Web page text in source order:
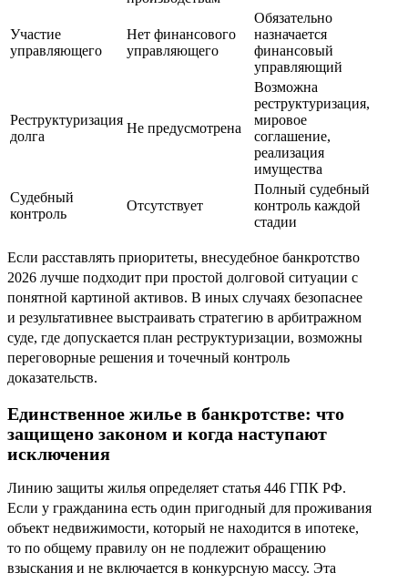
Участие
управляющего
Нет финансового
управляющего
Обязательно
назначается
финансовый
управляющий
Реструктуризация
долга
Не предусмотрена
Возможна
реструктуризация,
мировое
соглашение,
реализация
имущества
Судебный
контроль
Отсутствует
Полный судебный
контроль каждой
стадии
Если расставлять приоритеты, внесудебное банкротство
2026 лучше подходит при простой долговой ситуации с
понятной картиной активов. В иных случаях безопаснее
и результативнее выстраивать стратегию в арбитражном
суде, где допускается план реструктуризации, возможны
переговорные решения и точечный контроль
доказательств.
Единственное жилье в банкротстве: что
защищено законом и когда наступают
исключения
Линию защиты жилья определяет статья 446 ГПК РФ.
Если у гражданина есть один пригодный для проживания
объект недвижимости, который не находится в ипотеке,
то по общему правилу он не подлежит обращению
взыскания и не включается в конкурсную массу. Эта